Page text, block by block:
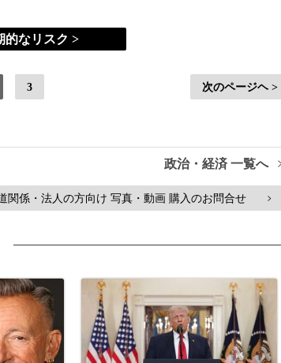
的なリスク >
3 次のページヘ >
政治・経済 一覧へ
関係・法人の方向け 写真・動画 購入のお問合せ >